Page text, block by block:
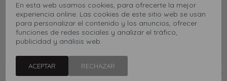
En esta web usamos cookies, para ofrecerte la mejor
experiencia online. Las cookies de este sitio web se usan
para personalizar el contenido y los anuncios, ofrecer
funciones de redes sociales y analizar el tráfico,
publicidad y análisis web.
ACEPTAR RECHAZAR
Championes New Balance 327 -